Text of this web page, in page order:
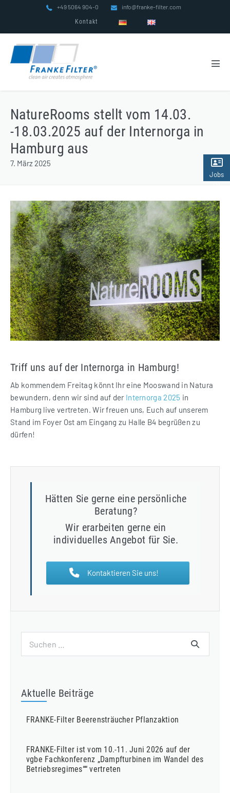
+49 5064 904-0 info@franke-filter.com
Kontakt
NatureRooms stellt vom 14.03.
-18.03.2025 auf der Internorga in
Hamburg aus
7. März 2025
Triff uns auf der Internorga in Hamburg!
Ab kommendem Freitag könnt Ihr eine Mooswand in Natura
bewundern, denn wir sind auf der Internorga 2025 in
Hamburg live vertreten. Wir freuen uns, Euch auf unserem
Stand im Foyer Ost am Eingang zu Halle B4 begrüßen zu
dürfen!
Hätten Sie gerne eine persönliche
Beratung?
Wir erarbeiten gerne ein
individuelles Angebot für Sie.
Kontaktieren Sie uns!
nach:
Aktuelle Beiträge
FRANKE-Filter Beerensträucher Pflanzaktion
FRANKE-Filter ist vom 10.-11. Juni 2026 auf der
vgbe Fachkonferenz „Dampfturbinen im Wandel des
Betriebsregimes““ vertreten
Jobs